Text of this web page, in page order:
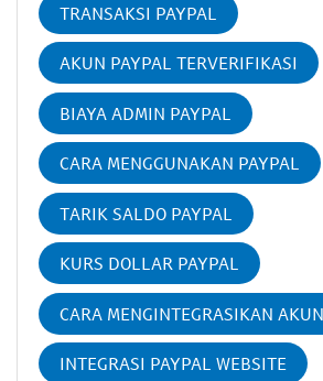
TRANSAKSI PAYPAL
AKUN PAYPAL TERVERIFIKASI
BIAYA ADMIN PAYPAL
CARA MENGGUNAKAN PAYPAL
TARIK SALDO PAYPAL
KURS DOLLAR PAYPAL
CARA MENGINTEGRASIKAN
INTEGRASI PAYPAL WEBSITE